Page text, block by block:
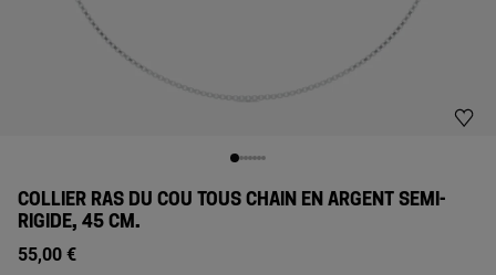
COLLIER RAS DU COU TOUS CHAIN EN ARGENT SEMI-
RIGIDE, 45 CM.
55,00 €